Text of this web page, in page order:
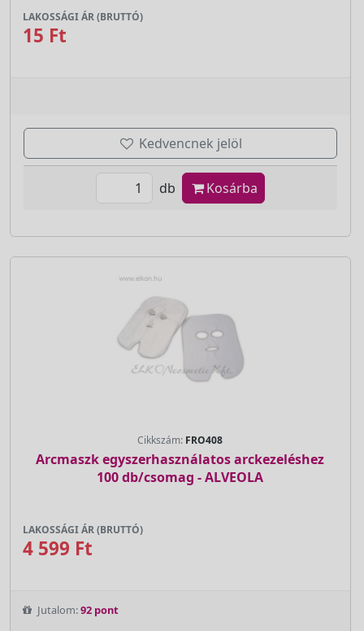
LAKOSSÁGI ÁR (BRUTTÓ)
15 Ft
Kedvencnek jelöl
db Kosárba
Cikkszám: FRO408
Arcmaszk egyszerhasználatos arckezeléshez
100 db/csomag - ALVEOLA
LAKOSSÁGI ÁR (BRUTTÓ)
4 599 Ft
Jutalom:92 pont